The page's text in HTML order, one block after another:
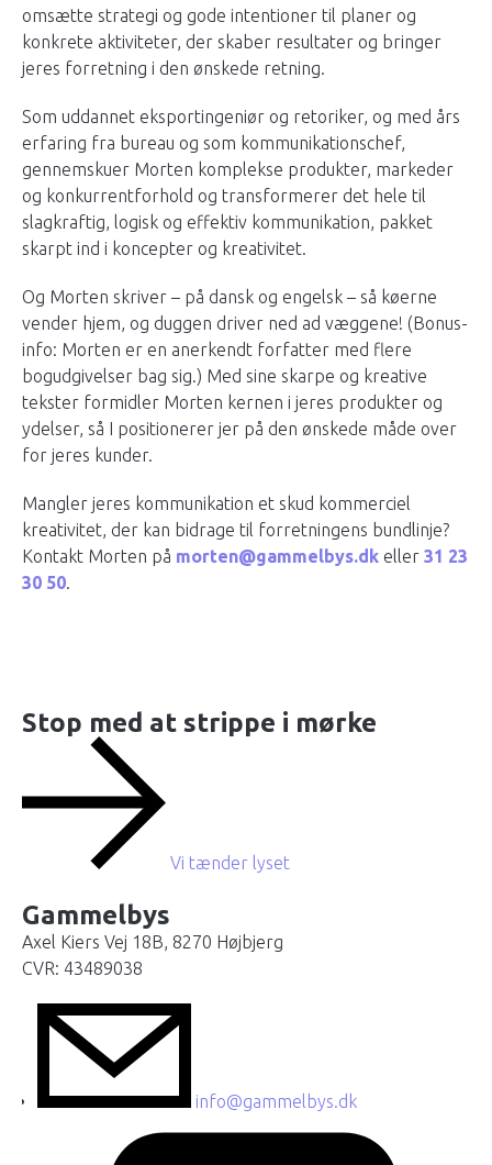
omsætte strategi og gode intentioner til planer og
konkrete aktiviteter, der skaber resultater og bringer
jeres forretning i den ønskede retning.
Som uddannet eksportingeniør og retoriker, og med års
erfaring fra bureau og som kommunikationschef,
gennemskuer Morten komplekse produkter, markeder
og konkurrentforhold og transformerer det hele til
slagkraftig, logisk og effektiv kommunikation, pakket
skarpt ind i koncepter og kreativitet.
Og Morten skriver – på dansk og engelsk – så køerne
vender hjem, og duggen driver ned ad væggene! (Bonus-
info: Morten er en anerkendt forfatter med flere
bogudgivelser bag sig.) Med sine skarpe og kreative
tekster formidler Morten kernen i jeres produkter og
ydelser, så I positionerer jer på den ønskede måde over
for jeres kunder.
Mangler jeres kommunikation et skud kommerciel
kreativitet, der kan bidrage til forretningens bundlinje?
Kontakt Morten på morten@gammelbys.dk eller 31 23
30 50.
Stop med at strippe i mørke
Vi tænder lyset
Gammelbys
Axel Kiers Vej 18B, 8270 Højbjerg
CVR: 43489038
info@gammelbys.dk